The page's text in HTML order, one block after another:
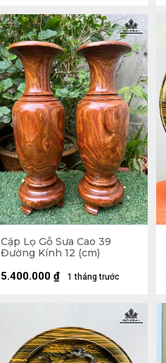
Cặp Lọ Gỗ Sưa Cao 39
Đường Kính 12 (cm)
1 tháng trước
5.400.000 ₫